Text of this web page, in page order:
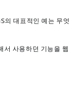
의 대표적인 예는 무
사용하던 기능을